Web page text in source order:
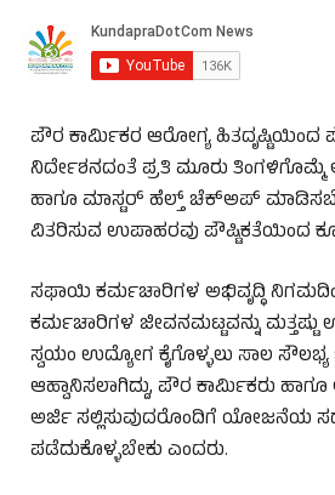
ಪೌರ ಕಾರ್ಮಿಕರ ಆರೋಗ್ಯ ಹಿತದೃಷ್ಟಿಯಿಂದ
ನಿರ್ದೇಶನದಂತೆ ಪ್ರತಿ ಮೂರು
ಹಾಗೂ ಮಾಸ್ಟರ್ ಹೆಲ್ತ್ ಚೆಕ್‌ಅಪ್
ವಿತರಿಸುವ ಉಪಾಹರವು ಪೌಷ್ಟಿಕತೆಯಿಂದ
ಸಫಾಯಿ ಕರ್ಮಚಾರಿಗಳ ಅಭಿವೃದ್ಧಿ
ಕರ್ಮಚಾರಿಗಳ ಜೀವನಮಟ್ಟವನ್ನು ಮತ್ತಷ್ಟು
ಸ್ವಯಂ ಉದ್ಯೋಗ ಕೈಗೊಳ್ಳಲು ಸಾಲ
ಆಹ್ವಾನಿಸಲಾಗಿದ್ದು, ಪೌರ ಕಾರ್ಮಿಕರು
ಅರ್ಜಿ ಸಲ್ಲಿಸುವುದರೊಂದಿಗೆ ಯೋಜನೆಯ
ಪಡೆದುಕೊಳ್ಳಬೇಕು ಎಂದರು.